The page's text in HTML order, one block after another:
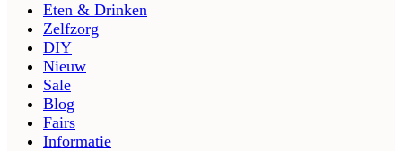
Eten & Drinken
Zelfzorg
DIY
Nieuw
Sale
Blog
Fairs
Informatie